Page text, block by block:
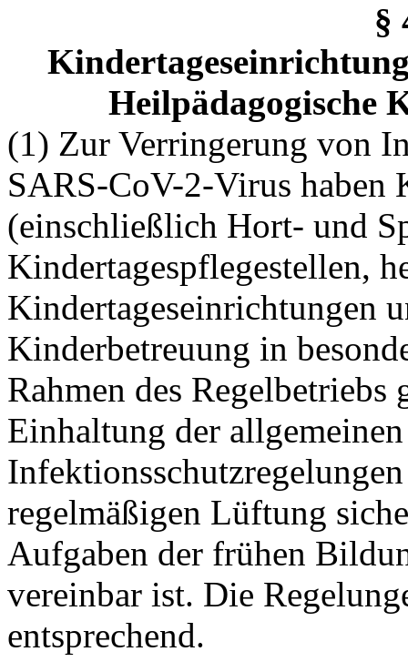
§
Heilpädagogische
(1) Zur Verringerung von
SARS-CoV-2-Virus haben
(einschließlich Hort- und
Kindertagespflegestellen,
Kindertageseinrichtungen
Kinderbetreuung in
Rahmen des Regelbetriebs
Einhaltung der
regelmäßigen Lüftung
Aufgaben der frühen
vereinbar ist. Die
entsprechend.